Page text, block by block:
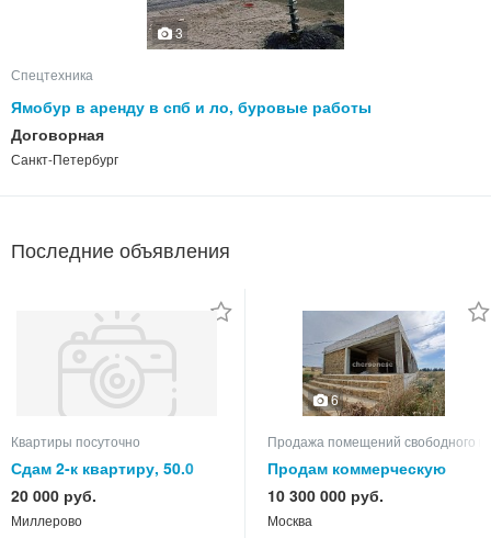
3
Спецтехника
Ямобур в аренду в спб и ло, буровые работы
Договорная
Санкт-Петербург
Последние объявления
Квартиры посуточно
Сдам 2-к квартиру, 50.0
кв.м, этаж 3 из 5
20 000 руб.
Миллерово
6
Продажа помещений свободного
Продам коммерческую
недвижимость
10 300 000 руб.
Москва